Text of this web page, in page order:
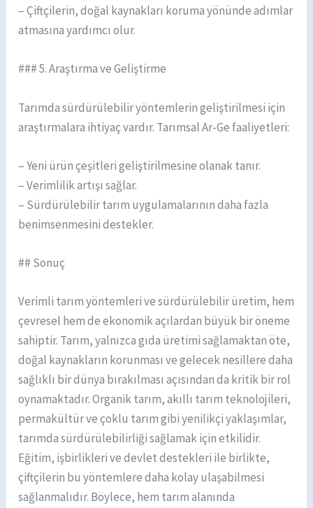
– Çiftçilerin, doğal kaynakları koruma yönünde adımlar
atmasına yardımcı olur.
### 5. Araştırma ve Geliştirme
Tarımda sürdürülebilir yöntemlerin geliştirilmesi için
araştırmalara ihtiyaç vardır. Tarımsal Ar-Ge faaliyetleri:
– Yeni ürün çeşitleri geliştirilmesine olanak tanır.
– Verimlilik artışı sağlar.
– Sürdürülebilir tarım uygulamalarının daha fazla
benimsenmesini destekler.
## Sonuç
Verimli tarım yöntemleri ve sürdürülebilir üretim, hem
çevresel hem de ekonomik açılardan büyük bir öneme
sahiptir. Tarım, yalnızca gıda üretimi sağlamaktan öte,
doğal kaynakların korunması ve gelecek nesillere daha
sağlıklı bir dünya bırakılması açısından da kritik bir rol
oynamaktadır. Organik tarım, akıllı tarım teknolojileri,
permakültür ve çoklu tarım gibi yenilikçi yaklaşımlar,
tarımda sürdürülebilirliği sağlamak için etkilidir.
Eğitim, işbirlikleri ve devlet destekleri ile birlikte,
çiftçilerin bu yöntemlere daha kolay ulaşabilmesi
sağlanmalıdır. Böylece, hem tarım alanında